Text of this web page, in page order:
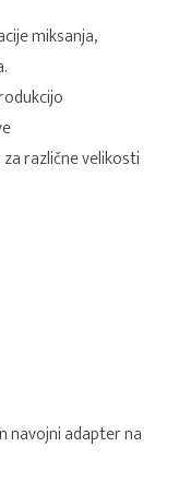
miksanja,
različne velikosti
navojni adapter na